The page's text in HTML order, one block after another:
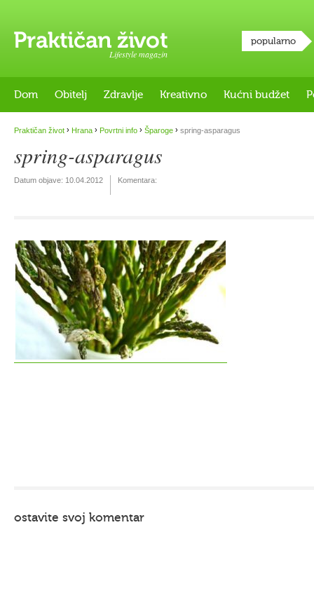
Lifestyle magazin
popularno
Dom Obitelj Zdravlje Kreativno Kućni budžet
Praktičan život › Hrana › Povrtni info › Šparoge › spring-asparagus
spring-asparagus
Datum objave: 10.04.2012 Komentara:
ostavite svoj komentar